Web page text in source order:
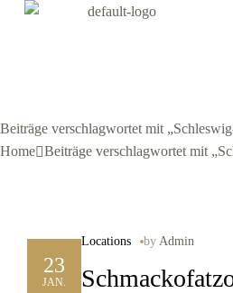
Beiträge verschlagwortet mit
Home Beiträge verschlagwortet mit
23
JAN.
Locations by Admin